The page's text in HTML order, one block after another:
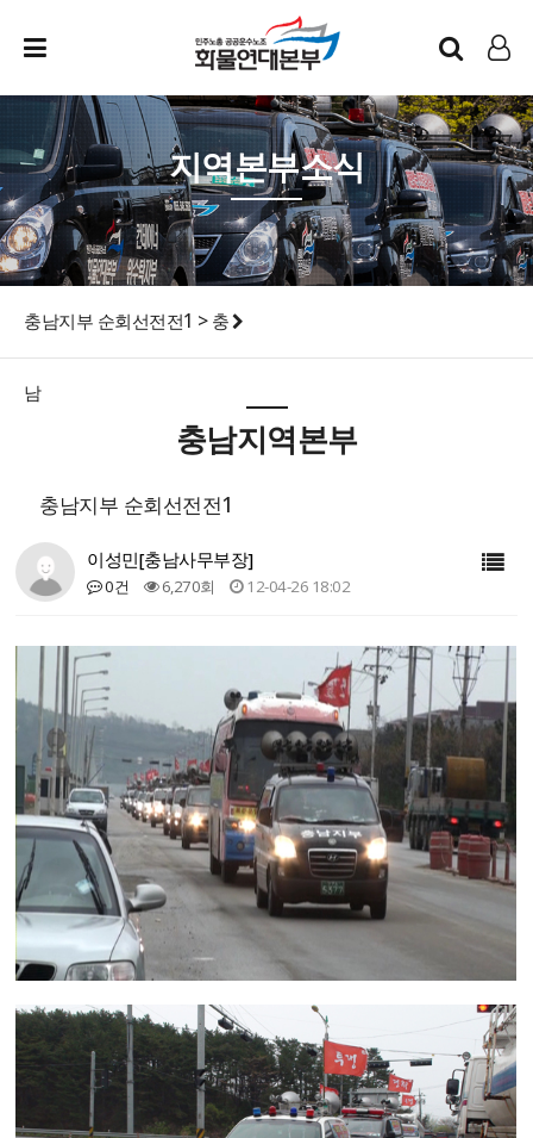
인트라넷
LOG IN
지역본부소식
충남지부 순회선전전1 > 충
남
충남지역본부
충남지부 순회선전전1
이성민[충남사무부장]
0건 6,270회 12-04-26 18:02